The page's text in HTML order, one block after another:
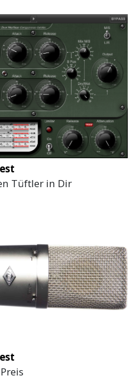
Tüftler in Dir